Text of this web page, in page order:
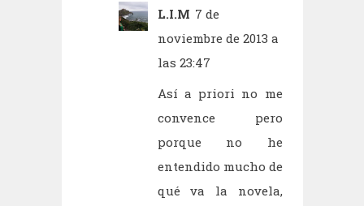
L.I.M 7 de
noviembre de 2013 a
las 23:47
Así a priori no me
convence pero
porque no he
entendido mucho de
qué va la novela,